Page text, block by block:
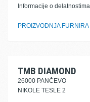
Informacije o
PROIZVODNJA
TMB DIAMOND
26000 PANČEVO
NIKOLE TESLE 2